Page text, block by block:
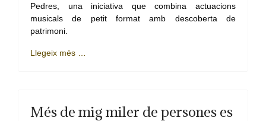
Pedres, una iniciativa que combina actuacions
musicals de petit format amb descoberta de
patrimoni.
Llegeix més …
Més de mig miler de persones es